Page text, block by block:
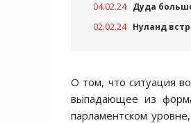
04.02.24 Дуда
02.02.24 Нуланд
О том, что ситуация
выпадающее из
парламентском